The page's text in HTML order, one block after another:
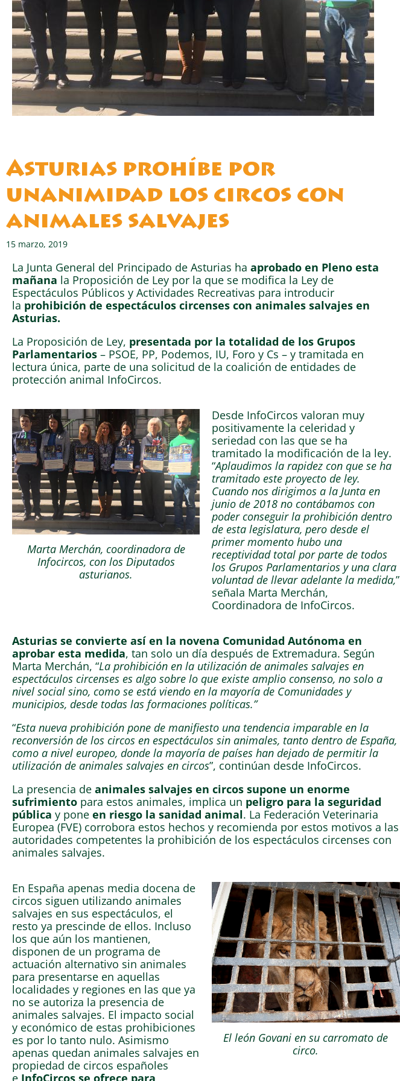
Asturias prohíbe por
unanimidad los circos con
animales salvajes
15 marzo, 2019
La Junta General del Principado de Asturias ha aprobado en Pleno esta
mañana la Proposición de Ley por la que se modifica la Ley de
Espectáculos Públicos y Actividades Recreativas para introducir
la prohibición de espectáculos circenses con animales salvajes en
Asturias.
La Proposición de Ley, presentada por la totalidad de los Grupos
Parlamentarios – PSOE, PP, Podemos, IU, Foro y Cs – y tramitada en
lectura única, parte de una solicitud de la coalición de entidades de
protección animal InfoCircos.
Marta Merchán, coordinadora de
Infocircos, con los Diputados
asturianos.
Desde InfoCircos valoran muy
positivamente la celeridad y
seriedad con las que se ha
tramitado la modificación de la ley.
“Aplaudimos la rapidez con que se ha
tramitado este proyecto de ley.
Cuando nos dirigimos a la Junta en
junio de 2018 no contábamos con
poder conseguir la prohibición dentro
de esta legislatura, pero desde el
primer momento hubo una
receptividad total por parte de todos
los Grupos Parlamentarios y una clara
voluntad de llevar adelante la medida,”
señala Marta Merchán,
Coordinadora de InfoCircos.
Asturias se convierte así en la novena Comunidad Autónoma en
aprobar esta medida, tan solo un día después de Extremadura. Según
Marta Merchán, “La prohibición en la utilización de animales salvajes en
espectáculos circenses es algo sobre lo que existe amplio consenso, no solo a
nivel social sino, como se está viendo en la mayoría de Comunidades y
municipios, desde todas las formaciones políticas.”
“Esta nueva prohibición pone de manifiesto una tendencia imparable en la
reconversión de los circos en espectáculos sin animales, tanto dentro de España,
como a nivel europeo, donde la mayoría de países han dejado de permitir la
utilización de animales salvajes en circos”, continúan desde InfoCircos.
La presencia de animales salvajes en circos supone un enorme
sufrimiento para estos animales, implica un peligro para la seguridad
pública y pone en riesgo la sanidad animal. La Federación Veterinaria
Europea (FVE) corrobora estos hechos y recomienda por estos motivos a las
autoridades competentes la prohibición de los espectáculos circenses con
animales salvajes.
En España apenas media docena de
circos siguen utilizando animales
salvajes en sus espectáculos, el
resto ya prescinde de ellos. Incluso
los que aún los mantienen,
disponen de un programa de
actuación alternativo sin animales
para presentarse en aquellas
localidades y regiones en las que ya
no se autoriza la presencia de
animales salvajes. El impacto social
y económico de estas prohibiciones
es por lo tanto nulo. Asimismo
apenas quedan animales salvajes en
propiedad de circos españoles
e InfoCircos se ofrece para
El león Govani en su carromato de
circo.